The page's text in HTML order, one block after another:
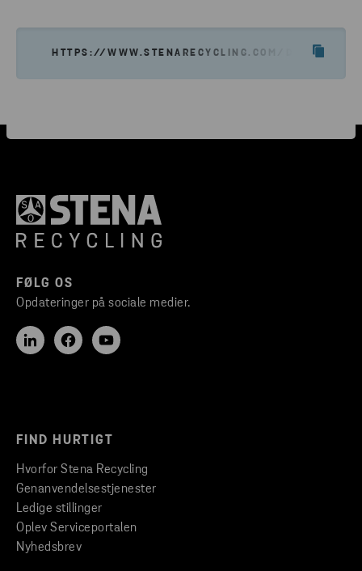
HTTPS://WWW.STENARECYCLING.COM/DA/OM-OS/
FØLG OS
Opdateringer på sociale medier.
FIND HURTIGT
Hvorfor Stena Recycling
Genanvendelsestjenester
Ledige stillinger
Oplev Serviceportalen
Nyhedsbrev